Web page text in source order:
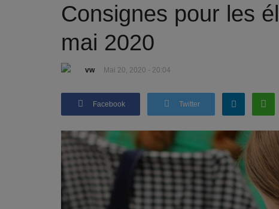
Consignes pour les
mai 2020
vw Mai 20, 2020 - 20:04
Facebook Twitter